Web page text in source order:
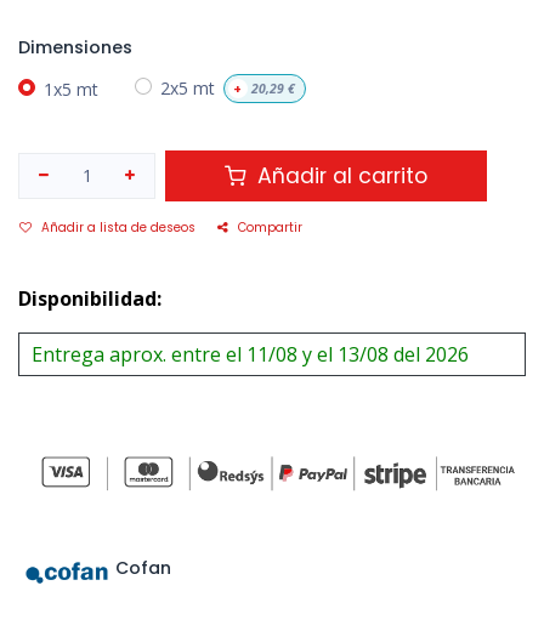
Dimensiones
1x5 mt 2x5 mt + 20,29€
Añadir al carrito
Añadir a lista de deseos Compartir
Disponibilidad:
Entrega aprox. entre el 11/08 y el 13/08 del 2026
Cofan